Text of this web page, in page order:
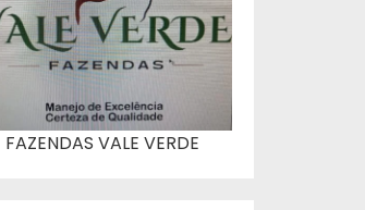
FAZENDAS VALE VERDE